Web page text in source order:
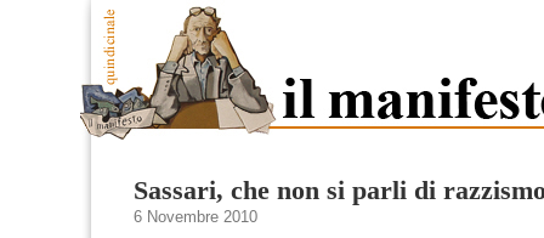
Sassari, che non si parli di
6 Novembre 2010